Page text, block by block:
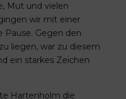
Mut und vielen
wir mit einer
Pause. Gegen den
liegen, war zu diesem
ein starkes Zeichen
Hartenholm die